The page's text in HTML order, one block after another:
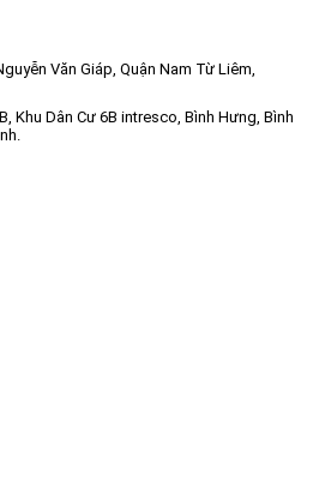
Văn Giáp, Quận Nam Từ Liêm,
Khu Dân Cư 6B intresco, Bình Hưng, Bình